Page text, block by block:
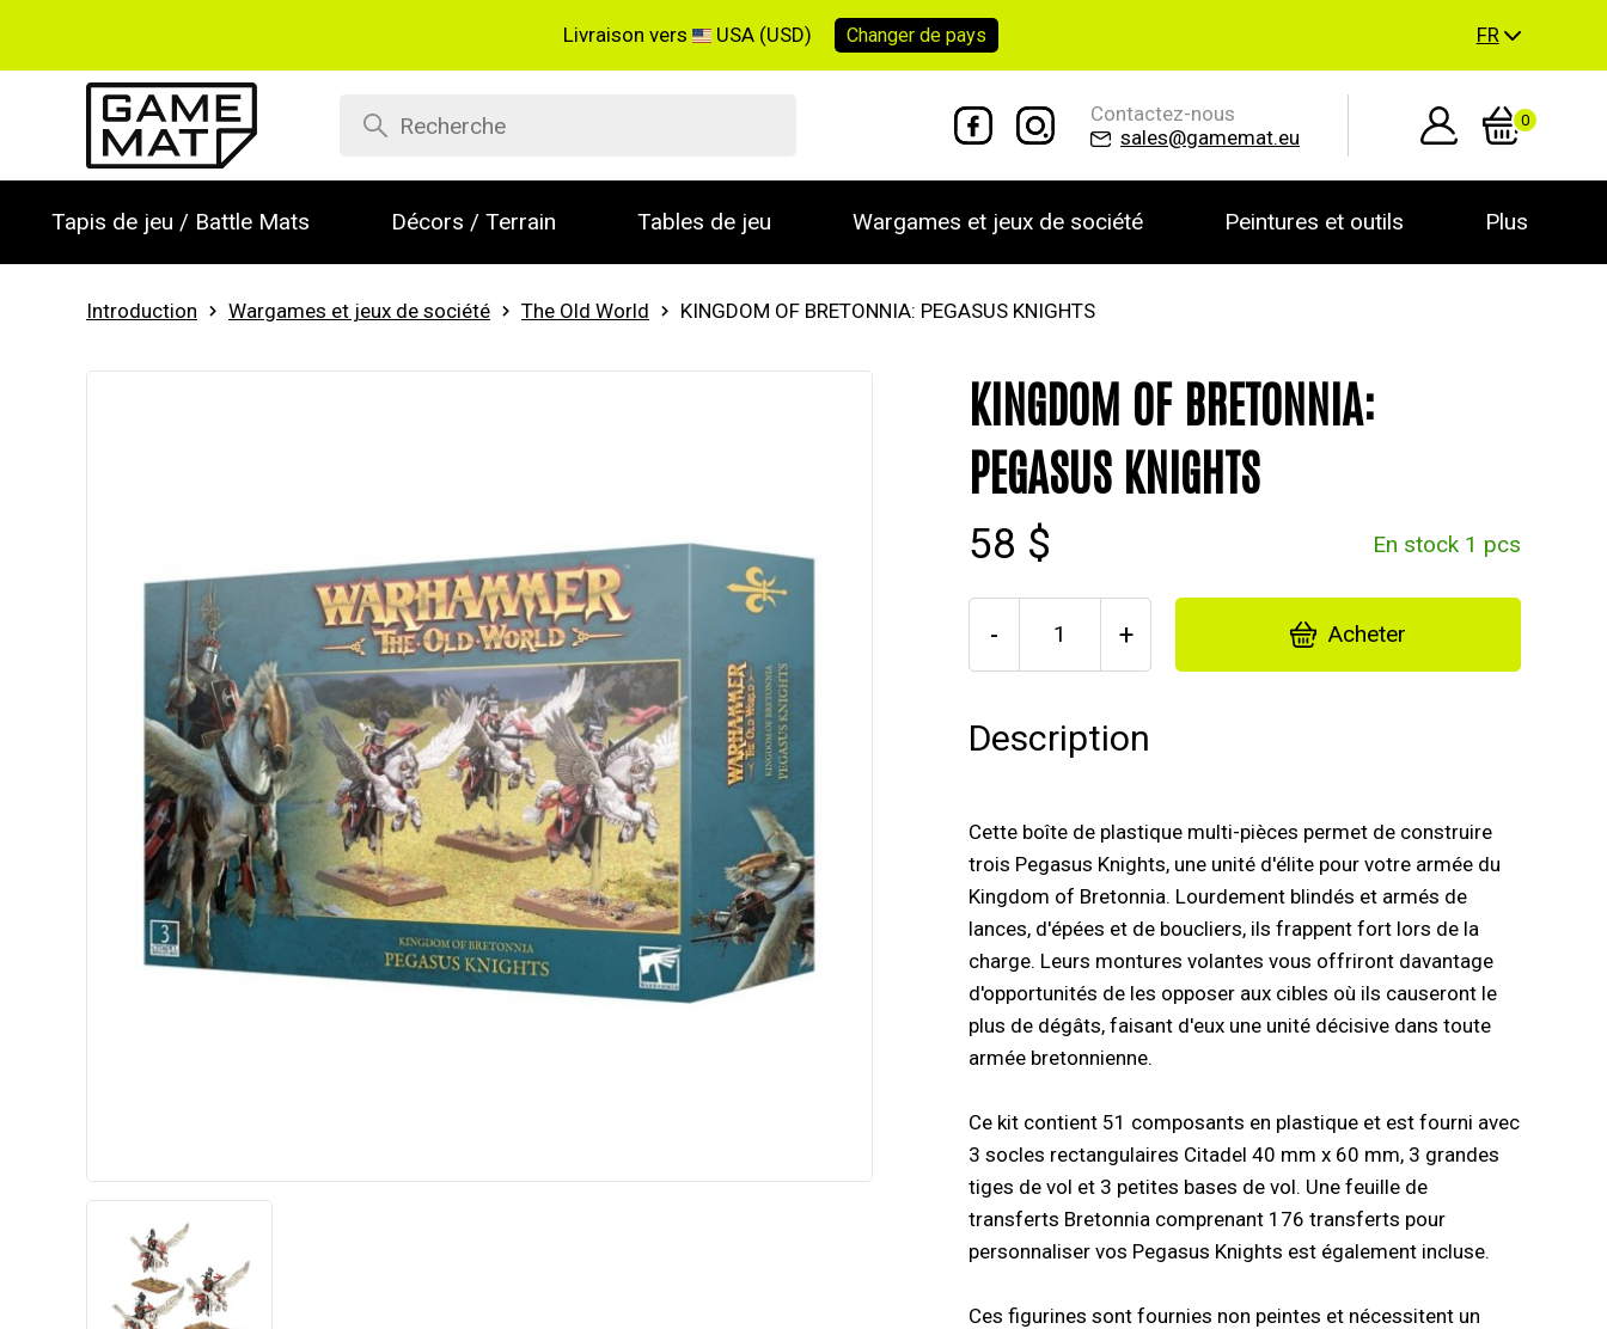
Livraison vers USA (USD) Changer depays FR
Contactez-nous
sales@gamemat.eu
0
Tapis de jeu / Battle Mats Décors / Terrain Tables de jeu Wargames et jeux de société Peintures et outils Plus
Introduction Wargames et jeux de société The Old World KINGDOM OF BRETONNIA: PEGASUS KNIGHTS
KINGDOM OF BRETONNIA:
PEGASUS KNIGHTS
58 $ En stock 1 pcs
- + Acheter
Description
Cette boîte de plastique multi-pièces permet de construire
trois Pegasus Knights, une unité d'élite pour votre armée du
Kingdom of Bretonnia. Lourdement blindés et armés de
lances, d'épées et de boucliers, ils frappent fort lors de la
charge. Leurs montures volantes vous offriront davantage
d'opportunités de les opposer aux cibles où ils causeront le
plus de dégâts, faisant d'eux une unité décisive dans toute
armée bretonnienne.
Ce kit contient 51 composants en plastique et est fourni avec
3 socles rectangulaires Citadel 40 mm x 60 mm, 3 grandes
tiges de vol et 3 petites bases de vol. Une feuille de
transferts Bretonnia comprenant 176 transferts pour
personnaliser vos Pegasus Knights est également incluse.
Ces figurines sont fournies non peintes et nécessitent un